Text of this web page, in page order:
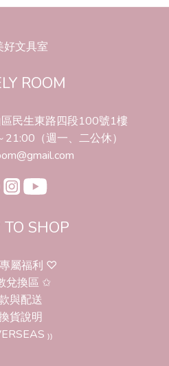
ROOM
民生東路四段100號1樓
（週一、二公休）
SHOP
屬福利 ♡
兌換區 ✩
與配送
貨說明
₎₎